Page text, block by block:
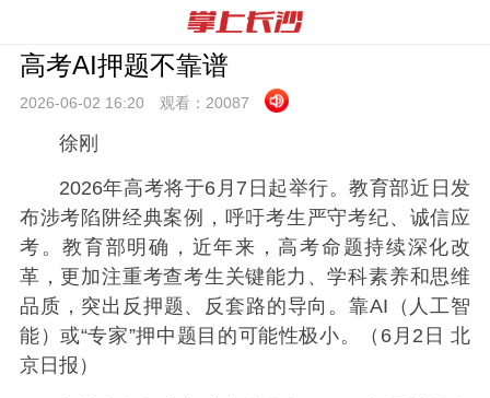
高考AI押题不靠谱
2026-06-02 16:20 观看： 20087
徐刚
2026年高考将于6月7日起举行。教育部近日发
布涉考陷阱经典案例，呼吁考生严守考纪、诚信应
考。教育部明确，近年来，高考命题持续深化改
革，更加注重考查考生关键能力、学科素养和思维
品质，突出反押题、反套路的导向。靠AI（人工智
能）或“专家”押中题目的可能性极小。（6月2日 北
京日报）